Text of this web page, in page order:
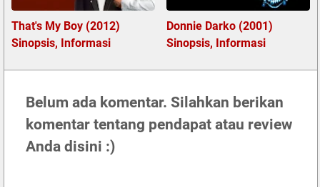
That's My Boy (2012)
Sinopsis, Informasi
Donnie Darko (2001)
Sinopsis, Informasi
Belum ada komentar. Silahkan berikan
komentar tentang pendapat atau review
Anda disini :)